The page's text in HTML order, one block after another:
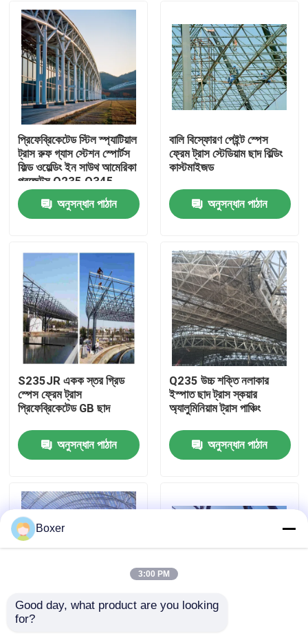
পণ্য
আমাদের সম্পর্কে
মান নিয়ন্ত্রণ
যোগাযোগ করুন
খবর
মামলা
প্রিফেব্রিকেটেড স্টিল স্প্যাটিয়াল
ট্রাস রুফ গ্যাস স্টেশন স্পোর্টস
ফিল্ড ওয়েল্ডিং ইন সাউথ আমেরিকা
প্রজেক্টস Q235 Q345
অনুসন্ধান পাঠান
বালি বিস্ফোরণ পেইন্ট স্পেস
ফ্রেম ট্রাস স্টেডিয়াম ছাদ বিল্ডিং
কাস্টমাইজড
অনুসন্ধান পাঠান
S235JR একক স্তর গ্রিড
স্পেস ফ্রেম ট্রাস
প্রিফেব্রিকেটেড GB ছাদ
অনুসন্ধান পাঠান
Q235 উচ্চ শক্তি নলাকার
ইস্পাত ছাদ ট্রাস স্কয়ার
অ্যালুমিনিয়াম ট্রাস পাঞ্চিং
অনুসন্ধান পাঠান
৫০-৭০ বছর জীবনকাল স্পেস
Boxer
3:00 PM
Good day, what product are you looking
for?